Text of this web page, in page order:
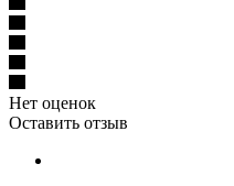
Нет оценок
Оставить отзыв